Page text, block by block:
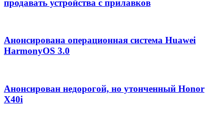
продавать устройства с прилавков
Анонсирована операционная система Huawei
HarmonyOS 3.0
Анонсирован недорогой, но утонченный Honor
X40i